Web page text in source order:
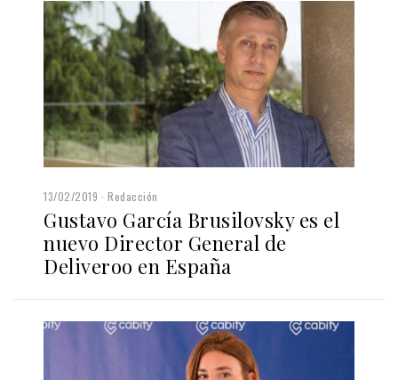
13/02/2019 Redacción
Gustavo García Brusilovsky es el
nuevo Director General de
Deliveroo en España